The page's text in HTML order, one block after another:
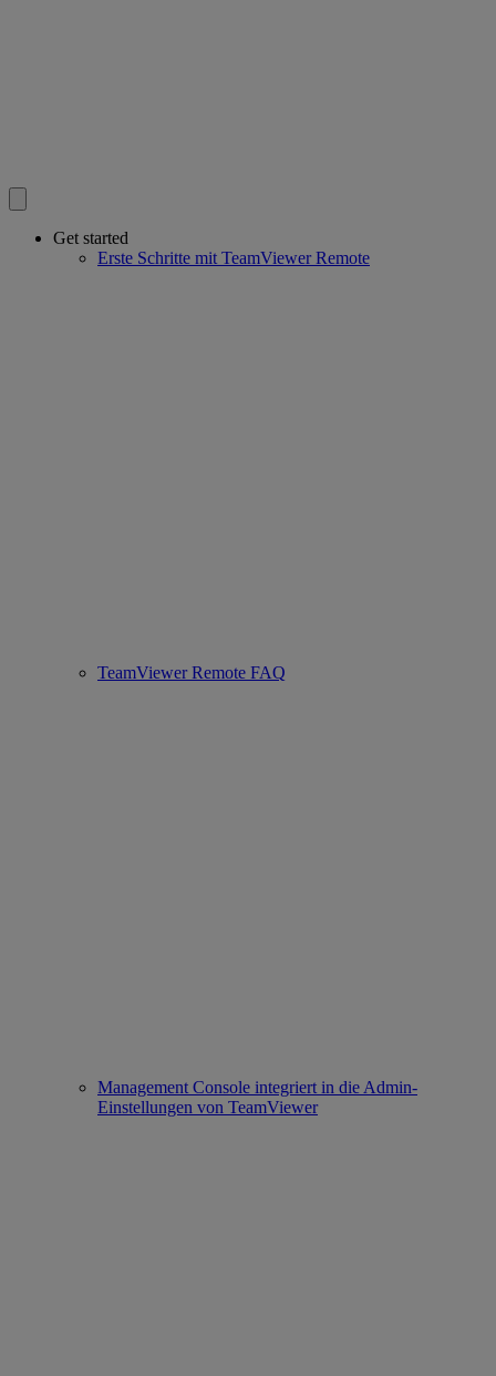
Get started
Erste Schritte mit TeamViewer Remote
TeamViewer Remote FAQ
Management Console integriert in die Admin-
Einstellungen von TeamViewer